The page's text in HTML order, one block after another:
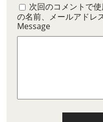
次回のコメントで
の名前、メールアドレ
Message